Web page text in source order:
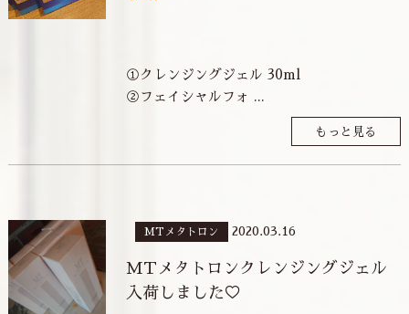
①クレンジングジェル 30ml
②フェイシャルフォ ...
もっと見る
MTメタトロン 2020.03.16
MTメタトロンクレンジングジェル
入荷しました♡